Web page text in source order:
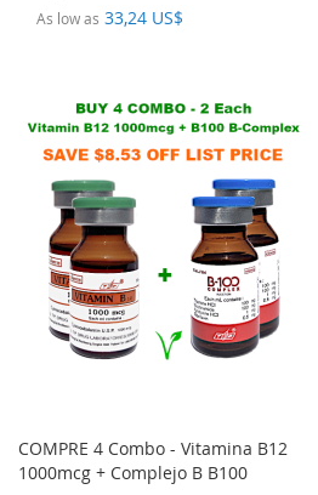
As low as 33,24 US$
COMPRE 4 Combo - Vitamina B12
1000mcg + Complejo B B100